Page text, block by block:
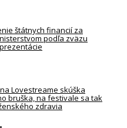
štátnych financií za
podľa zväzu
Lovestreame skúška
bruška, na festivale sa tak
zdravia